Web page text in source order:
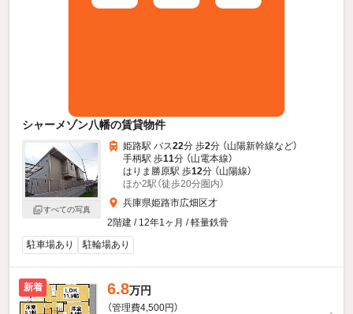
シャーメゾン八幡の賃貸物件
すべての写真
姫路駅 バス22分 歩2分 （山陽新幹線など）
手柄駅 歩11分 （山電本線）
はりま勝原駅 歩12分 （山陽線）
ほか2駅（徒歩20分圏内）
兵庫県姫路市広畑区才
2階建 / 12年1ヶ月 / 軽量鉄骨
駐車場あり
駐輪場あり
新着 6.8万円
（管理費4,500円）